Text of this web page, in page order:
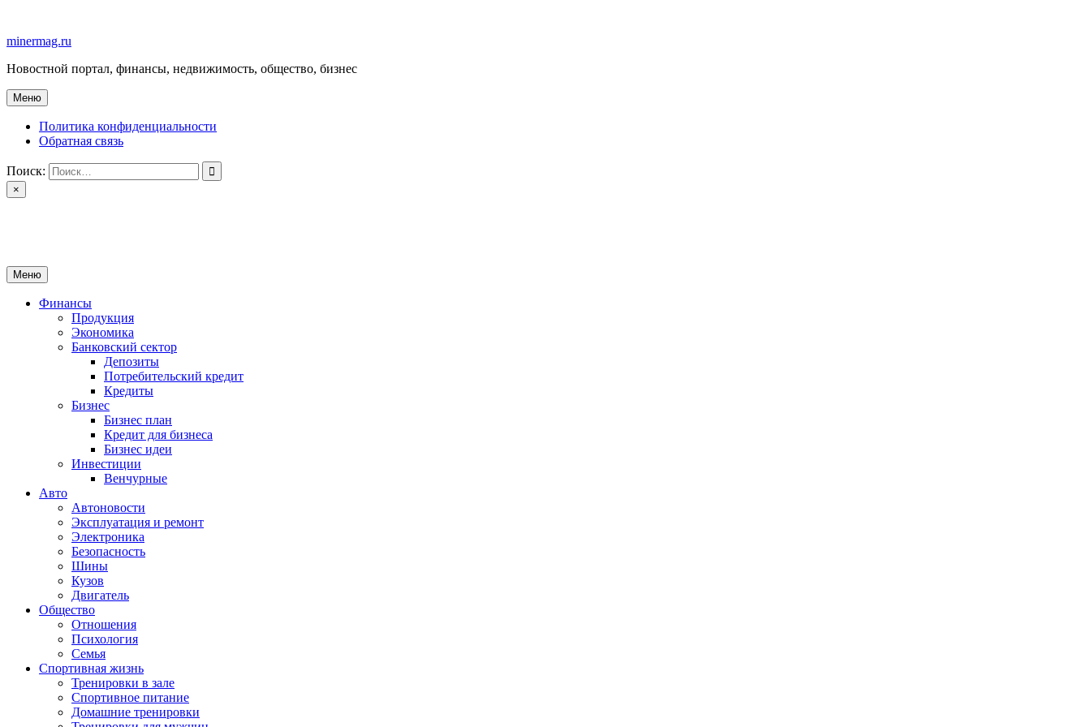
содержимому
minermag.ru
Новостной портал, финансы, недвижимость, общество, бизнес
Меню
Политика конфиденциальности
Обратная связь
Поиск:
×
Меню
Финансы
Продукция
Экономика
Банковский сектор
Депозиты
Потребительский кредит
Кредиты
Бизнес
Бизнес план
Кредит для бизнеса
Бизнес идеи
Инвестиции
Венчурные
Авто
Автоновости
Эксплуатация и ремонт
Электроника
Безопасность
Шины
Кузов
Двигатель
Общество
Отношения
Психология
Семья
Спортивная жизнь
Тренировки в зале
Спортивное питание
Домашние тренировки